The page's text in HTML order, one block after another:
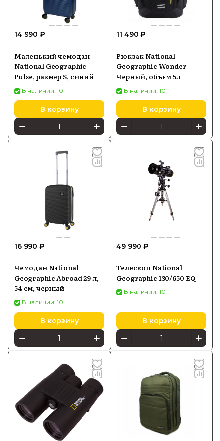
Купить рюкзаки и сумки National
Geographic можно в Batya Store с
доставкой по России.
14 990 ₽
Маленький чемодан
National Geographic
Pulse, размер S, синий
В наличии: 10
В корзину
11 490 ₽
Рюкзак National
Geographic Wonder
Черный, объем 5л
В наличии: 10
В корзину
16 990 ₽
Чемодан National
Geographic Abroad 29 л,
54 см, черный
В наличии: 10
В корзину
49 990 ₽
Телескоп National
Geographic 130/650 EQ
В наличии: 10
В корзину